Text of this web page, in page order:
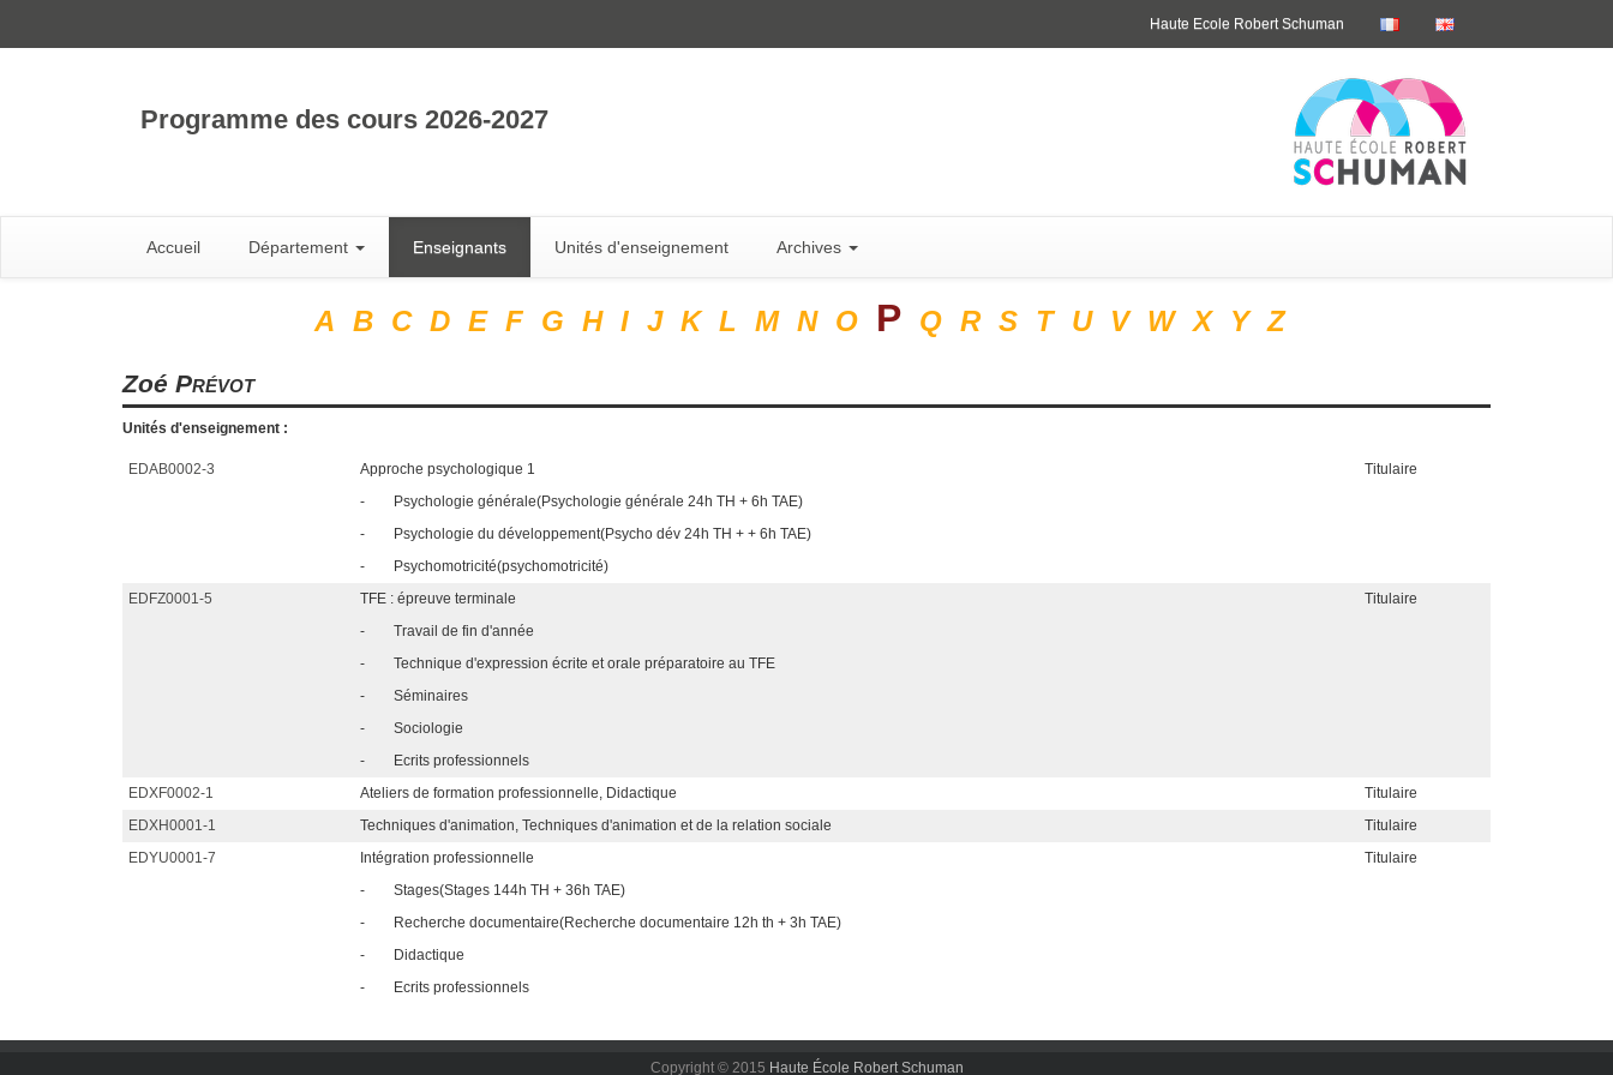
Haute Ecole Robert Schuman
Programme des cours 2026-2027
Accueil Département Enseignants Unités d'enseignement Archives
A B C D E F G H I J K L M N O P Q R S T U V W X Y Z
Zoé Prévot
Unités d'enseignement :
EDAB0002-3 Approche psychologique 1
Titulaire
-
Psychologie générale(Psychologie générale 24h TH + 6h TAE)
-
Psychologie du développement(Psycho dév 24h TH + + 6h TAE)
-
Psychomotricité(psychomotricité)
EDFZ0001-5
TFE : épreuve terminale
Titulaire
-
Travail de fin d'année
-
Technique d'expression écrite et orale préparatoire au TFE
-
Séminaires
-
Sociologie
-
Ecrits professionnels
EDXF0002-1
Ateliers de formation professionnelle, Didactique
Titulaire
EDXH0001-1
Techniques d'animation, Techniques d'animation et de la relation sociale
Titulaire
EDYU0001-7
Intégration professionnelle
Titulaire
-
Stages(Stages 144h TH + 36h TAE)
-
Recherche documentaire(Recherche documentaire 12h th + 3h TAE)
-
Didactique
-
Ecrits professionnels
Copyright © 2015 Haute École Robert Schuman